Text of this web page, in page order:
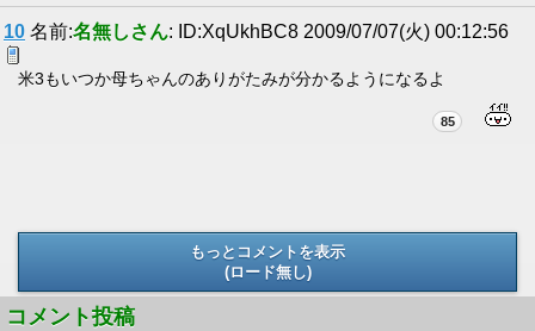
10 名前:名無しさん: ID:XqUkhBC8 2009/07/07(火) 00:12:56
米3もいつか母ちゃんのありがたみが分かるようになるよ
85
もっとコメントを表示
(ロード無し)
コメント投稿